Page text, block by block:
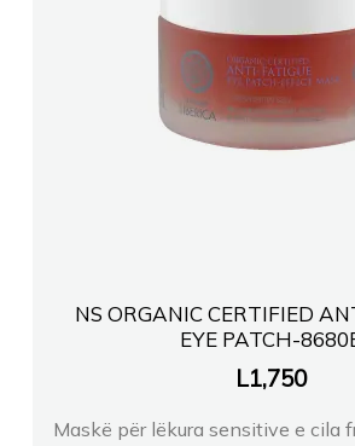
NS ORGANIC CERTIFIED
EYE PATCH-
L1,750
Maskë për lëkura sensitive e cila